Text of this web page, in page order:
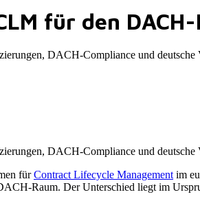
für den
DACH-Compliance und deutsche
DACH-Compliance und deutsche
fürContract Lifecycle Management im
Raum. Der Unterschied liegt im